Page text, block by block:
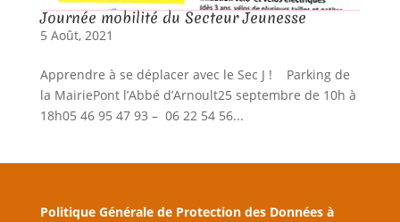
Journée mobilité du Secteur Jeunesse
5 Août, 2021
Apprendre à se déplacer avec le Sec J ! Parking de
la MairiePont l’Abbé d’Arnoult25 septembre de 10h à
18h05 46 95 47 93 – 06 22 54 56...
Politique Générale de Protection des Données à